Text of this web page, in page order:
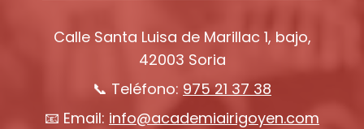
Calle Santa Luisa de Marillac 1, bajo,
42003 Soria
📞 Teléfono: 975 21 37 38
📧 Email: info@academiairigoyen.com